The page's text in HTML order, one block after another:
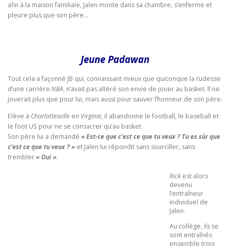
afin à la maison familiale, Jalen monte dans sa chambre, s’enferme et
pleure plus que son père…
Jeune Padawan
Tout cela a façonné JB qui, connaissant mieux que quiconque la rudesse
d’une carrière NBA, n’avait pas altéré son envie de jouer au basket. Il ne
jouerait plus que pour lui, mais aussi pour sauver l’honneur de son père.
Elève à Charlottesville en Virginie, il abandonne le football, le baseball et
le foot US pour ne se consacrer qu’au basket.
Son père lui a demandé « Est-ce que c’est ce que tu veux ? Tu es sûr que
c’est ce que tu veux ? » et Jalen lui répondit sans sourciller, sans
trembler« Oui ».
Rick est alors
devenu
l’entraîneur
individuel de
Jalen.
Au collège, ils se
sont entraînés
ensemble trois